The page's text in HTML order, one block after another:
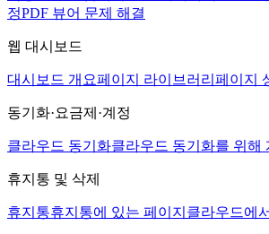
정PDF 뷰어 문제 해결
웹 대시보드
대시보드 개요페이지 라이브러리 페이지
동기화·요금제·계정
클라우드 동기화클라우드 동기화를 위해
휴지통 및 삭제
휴지통휴지통에 있는 페이지 클라우드에